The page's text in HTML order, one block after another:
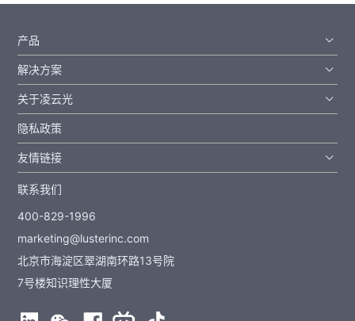
产品
解决方案
关于凌云光
隐私政策
友情链接
联系我们
400-829-1996
marketing@lusterinc.com
北京市海淀区翠湖南环路13号院
7号楼知识理性大厦